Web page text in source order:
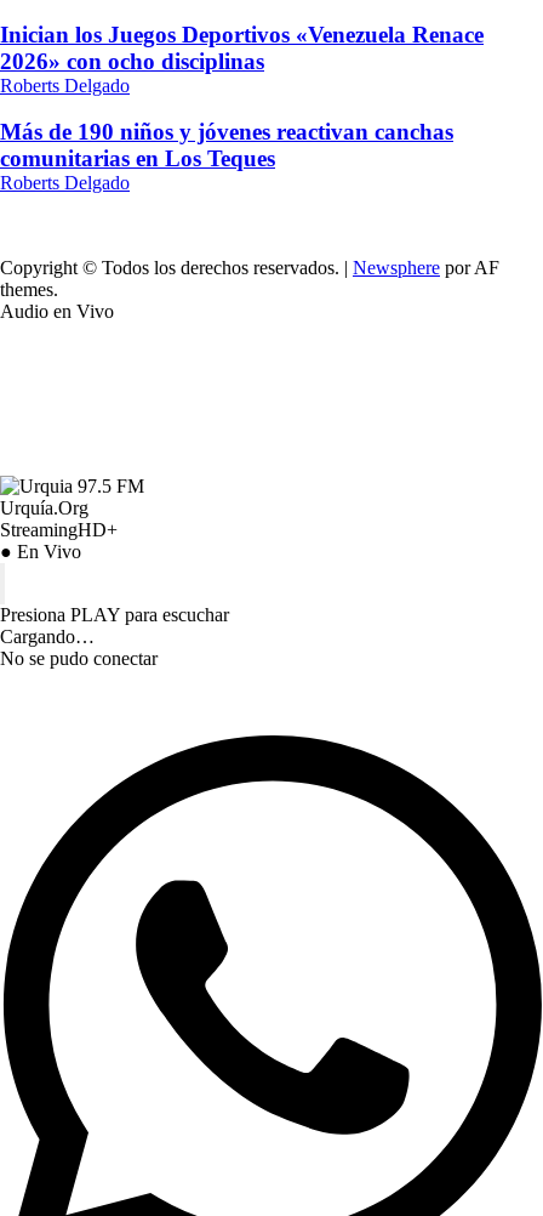
Inician los Juegos Deportivos «Venezuela Renace
2026» con ocho disciplinas
Roberts Delgado
Más de 190 niños y jóvenes reactivan canchas
comunitarias en Los Teques
Roberts Delgado
Copyright © Todos los derechos reservados. | Newsphere por AF
themes.
Audio en Vivo
Urquía.Org
StreamingHD+
● En Vivo
Presiona PLAY para escuchar
Cargando…
No se pudo conectar